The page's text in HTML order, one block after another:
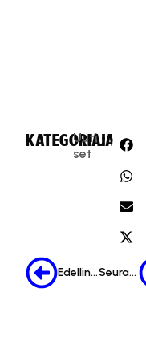
KATEGORIA:
Uuti
set
JAA:
Edellinen Seuraava